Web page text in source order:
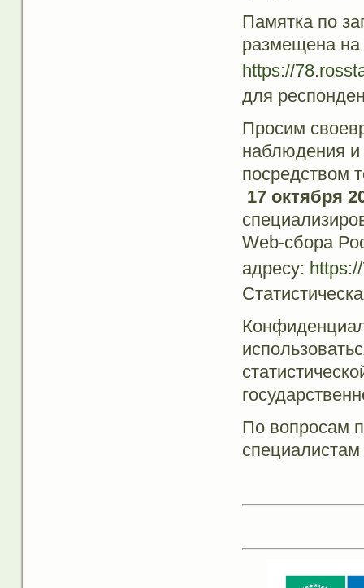
Памятка по
размещена на
https://
для
Просим
наблюдения и
посредством
17 октября
Web-сбора
адресу:
По вопросам